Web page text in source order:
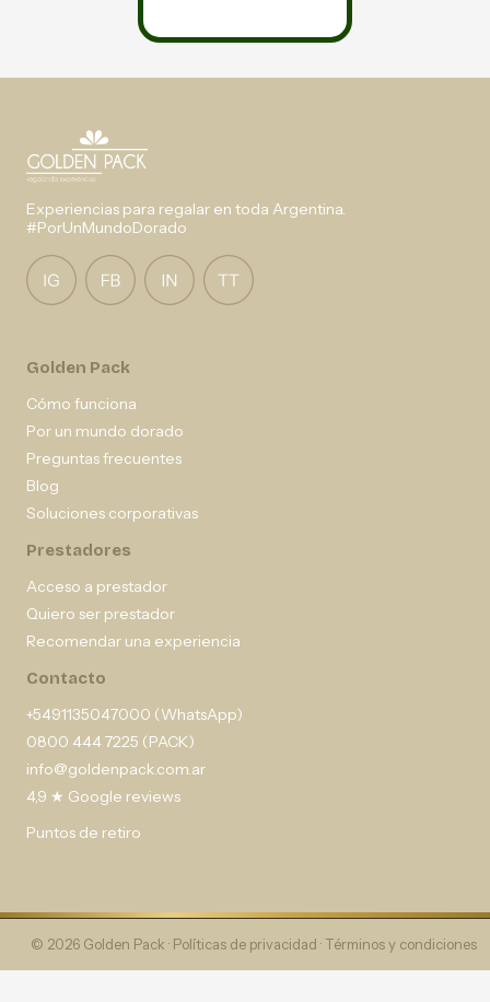
Experiencias para regalar en toda Argentina.
#PorUnMundoDorado
Golden Pack
Cómo funciona
Por un mundo dorado
Preguntas frecuentes
Blog
Soluciones corporativas
Prestadores
Acceso a prestador
Quiero ser prestador
Recomendar una experiencia
Contacto
+5491135047000 (WhatsApp)
0800 444 7225 (PACK)
info@goldenpack.com.ar
4,9 ★ Google reviews
Puntos de retiro
© 2026 Golden Pack · Políticas de privacidad · Términos y condiciones